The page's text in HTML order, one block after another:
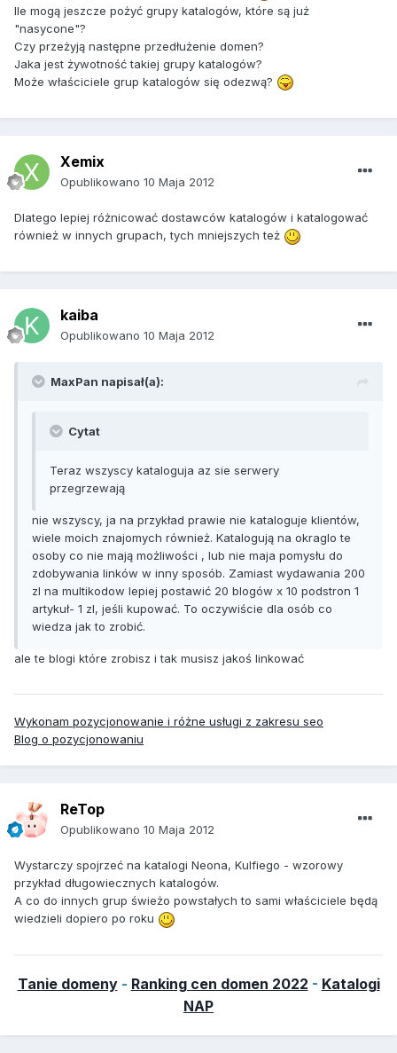
Ile mogą jeszcze pożyć grupy katalogów, które są już
"nasycone"?
Czy przeżyją następne przedłużenie domen?
Jaka jest żywotność takiej grupy katalogów?
Może właściciele grup katalogów się odezwą?
Xemix
Opublikowano 10 Maja 2012
Dlatego lepiej różnicować dostawców katalogów i katalogować
również w innych grupach, tych mniejszych też
kaiba
Opublikowano 10 Maja 2012
MaxPan napisał(a):
Cytat
Teraz wszyscy kataloguja az sie serwery
przegrzewają
nie wszyscy, ja na przykład prawie nie kataloguje klientów,
wiele moich znajomych również. Katalogują na okraglo te
osoby co nie mają możliwości , lub nie maja pomysłu do
zdobywania linków w inny sposób. Zamiast wydawania 200
zl na multikodow lepiej postawić 20 blogów x 10 podstron 1
artykuł- 1 zl, jeśli kupować. To oczywiście dla osób co
wiedza jak to zrobić.
ale te blogi które zrobisz i tak musisz jakoś linkować
Wykonam pozycjonowanie i różne usługi z zakresu seo
Blog o pozycjonowaniu
ReTop
Opublikowano 10 Maja 2012
Wystarczy spojrzeć na katalogi Neona, Kulfiego - wzorowy
przykład długowiecznych katalogów.
A co do innych grup świeżo powstałych to sami właściciele będą
wiedzieli dopiero po roku
Tanie domeny- Ranking cen domen 2022 - Katalogi
NAP